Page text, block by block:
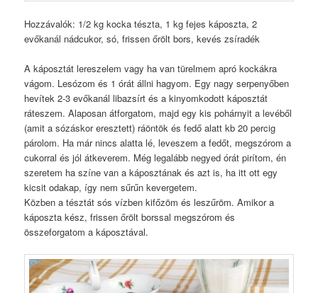
Hozzávalók: 1/2 kg kocka tészta, 1 kg fejes káposzta, 2
evőkanál nádcukor, só, frissen őrölt bors, kevés zsíradék
A káposztát lereszelem vagy ha van türelmem apró kockákra
vágom. Lesózom és 1 órát állni hagyom. Egy nagy serpenyőben
hevítek 2-3 evőkanál libazsírt és a kinyomkodott káposztát
ráteszem. Alaposan átforgatom, majd egy kis pohárnyit a levéből
(amit a sózáskor eresztett) ráöntök és fedő alatt kb 20 percig
párolom. Ha már nincs alatta lé, leveszem a fedőt, megszórom a
cukorral és jól átkeverem. Még legalább negyed órát pirítom, én
szeretem ha színe van a káposztának és azt is, ha itt ott egy
kicsit odakap, így nem sűrűn kevergetem.
Közben a tésztát sós vízben kifőzöm és leszűröm. Amikor a
káposzta kész, frissen őrölt borssal megszórom és
összeforgatom a káposztával.